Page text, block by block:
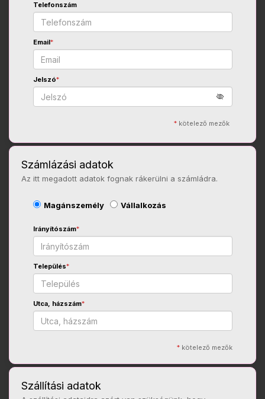
Telefonszám
Email*
Jelszó*
* kötelező mezők
Számlázási adatok
Az itt megadott adatok fognak rákerülni a számládra.
Magánszemély Vállalkozás
Irányítószám*
Település*
Utca, házszám*
* kötelező mezők
Szállítási adatok